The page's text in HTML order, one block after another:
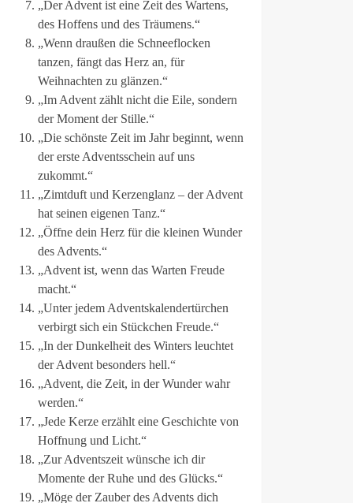
„Der Advent ist eine Zeit des Wartens,
des Hoffens und des Träumens.“
„Wenn draußen die Schneeflocken
tanzen, fängt das Herz an, für
Weihnachten zu glänzen.“
„Im Advent zählt nicht die Eile, sondern
der Moment der Stille.“
„Die schönste Zeit im Jahr beginnt, wenn
der erste Adventsschein auf uns
zukommt.“
„Zimtduft und Kerzenglanz – der Advent
hat seinen eigenen Tanz.“
„Öffne dein Herz für die kleinen Wunder
des Advents.“
„Advent ist, wenn das Warten Freude
macht.“
„Unter jedem Adventskalendertürchen
verbirgt sich ein Stückchen Freude.“
„In der Dunkelheit des Winters leuchtet
der Advent besonders hell.“
„Advent, die Zeit, in der Wunder wahr
werden.“
„Jede Kerze erzählt eine Geschichte von
Hoffnung und Licht.“
„Zur Adventszeit wünsche ich dir
Momente der Ruhe und des Glücks.“
„Möge der Zauber des Advents dich